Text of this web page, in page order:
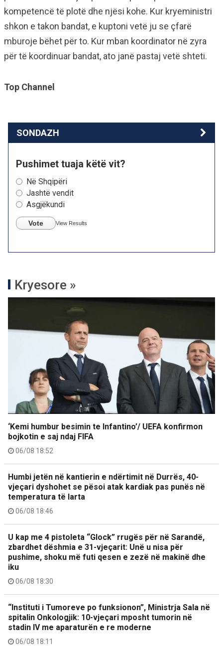
kompetencë të plotë dhe njësi kohe. Kur kryeministri
shkon e takon bandat, e kuptoni vetë ju se çfarë
mburoje bëhet për to. Kur mban koordinator në zyra
për të koordinuar bandat, ato janë pastaj vetë shteti.
Top Channel
SONDAZH
Pushimet tuaja këtë vit?
Në Shqipëri
Jashtë vendit
Asgjëkundi
Vote View Results
Kryesore »
‘Kemi humbur besimin te Infantino’/ UEFA konfirmon
bojkotin e saj ndaj FIFA
06/08 18:52
Humbi jetën në kantierin e ndërtimit në Durrës, 40-
vjeçari dyshohet se pësoi atak kardiak pas punës në
temperatura të larta
06/08 18:46
U kap me 4 pistoleta “Glock” rrugës për në Sarandë,
zbardhet dëshmia e 31-vjeçarit: Unë u nisa për
pushime, shoku më futi qesen e zezë në makinë dhe
iku
06/08 18:30
“Instituti i Tumoreve po funksionon”, Ministrja Sala në
spitalin Onkologjik: 10-vjeçari mposht tumorin në
stadin IV me aparaturën e re moderne
06/08 18:11